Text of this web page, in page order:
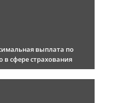
выплата по
сфере страхования